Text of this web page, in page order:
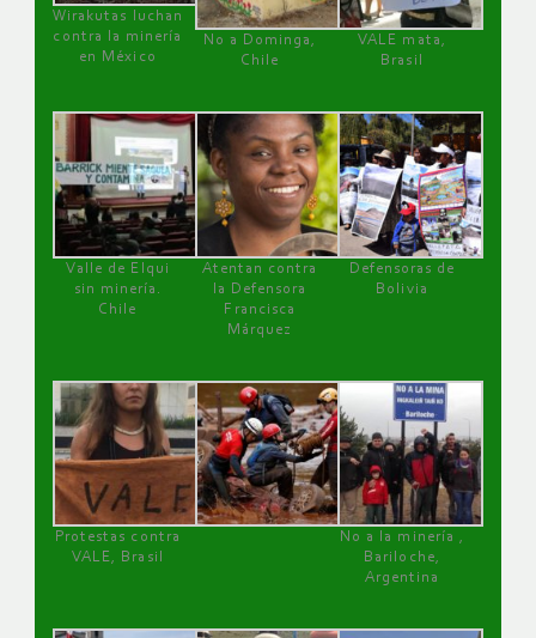
Wirakutas luchan
contra la minería
en México
No a Dominga,
Chile
VALE mata,
Brasil
Valle de Elqui
sin minería.
Chile
Atentan contra
la Defensora
Francisca
Márquez
Defensoras de
Bolivia
Protestas contra
VALE, Brasil
No a la minería ,
Bariloche,
Argentina